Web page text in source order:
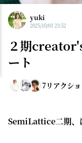
yuki
2025/10/03 23:52
２期
ート
7リアクシ
SemiLattice二期、